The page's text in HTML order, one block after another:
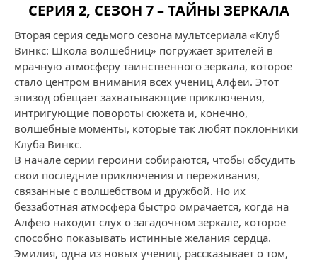
СЕРИЯ 2, СЕЗОН 7 – ТАЙНЫ ЗЕРКАЛА
Вторая серия седьмого сезона мультсериала «Клуб
Винкс: Школа волшебниц» погружает зрителей в
мрачную атмосферу таинственного зеркала, которое
стало центром внимания всех учениц Алфеи. Этот
эпизод обещает захватывающие приключения,
интригующие повороты сюжета и, конечно,
волшебные моменты, которые так любят поклонники
Клуба Винкс.
В начале серии героини собираются, чтобы обсудить
свои последние приключения и переживания,
связанные с волшебством и дружбой. Но их
беззаботная атмосфера быстро омрачается, когда на
Алфею находит слух о загадочном зеркале, которое
способно показывать истинные желания сердца.
Эмилия, одна из новых учениц, рассказывает о том,